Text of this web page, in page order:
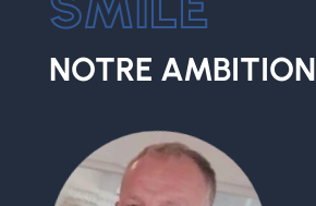
NOTRE AMBITION